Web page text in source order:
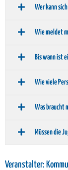
Wer kann
Wie meldet
Bis wann ist
Wie viele
Was braucht
Müssen die
Veranstalter: